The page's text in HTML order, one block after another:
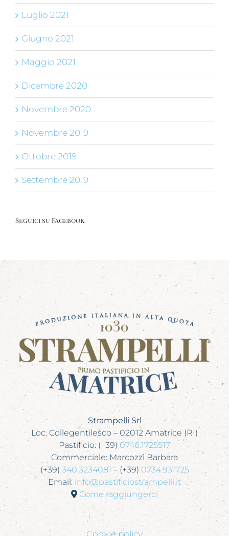
Luglio 2021
Giugno 2021
Maggio 2021
Dicembre 2020
Novembre 2020
Novembre 2019
Ottobre 2019
Settembre 2019
Seguici su Facebook
Strampelli Srl
Loc. Collegentilesco – 02012 Amatrice (RI)
Pastificio: (+39) 0746.1725517
Commerciale: Marcozzi Barbara
(+39) 340.3234081 – (+39) 0734.931725
Email: info@pastificiostrampelli.it
Come raggiungerci
Cookie policy